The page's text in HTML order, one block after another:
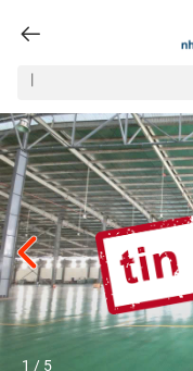
1 / 5